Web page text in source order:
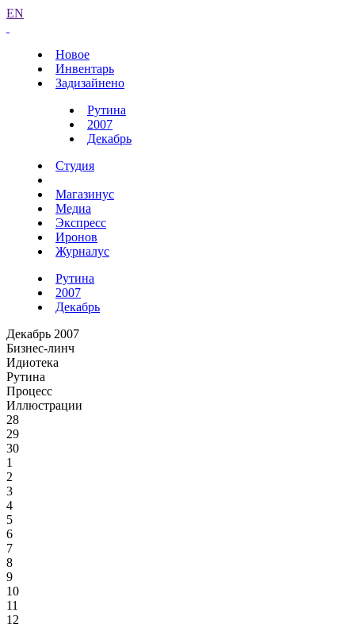
EN
Новое
Инвентарь
Задизайнено
Рутина
2007
Декабрь
Студия
Магазинус
Медиа
Экспресс
Иронов
Журналус
Рутина
2007
Декабрь
Декабрь 2007
Бизнес-линч
Идиотека
Рутина
Процесс
Иллюстрации
28
29
30
1
2
3
4
5
6
7
8
9
10
11
12